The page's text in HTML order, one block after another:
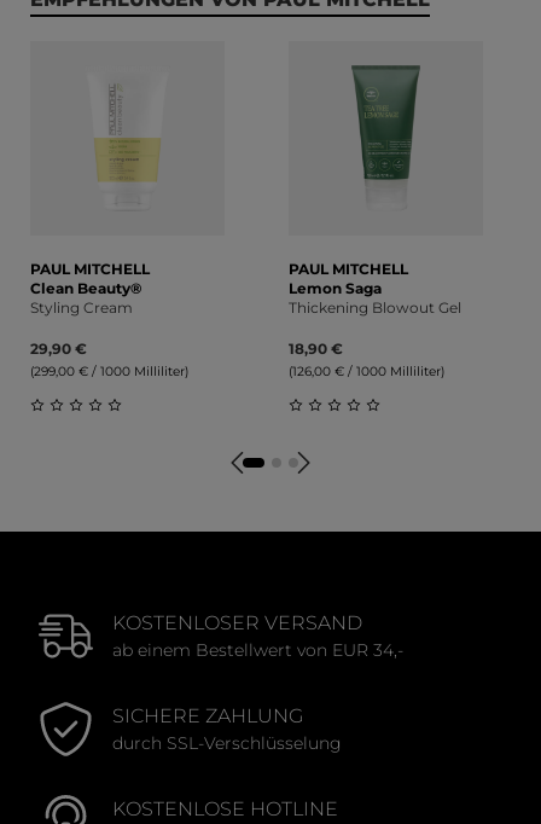
PAUL MITCHELL
Clean Beauty®
Styling Cream
29,90 €
(299,00 € / 1000 Milliliter)
PAUL MITCHELL
Lemon Saga
Thickening Blowout Gel
18,90 €
(126,00 € / 1000 Milliliter)
KOSTENLOSER VERSAND
ab einem Bestellwert von EUR 34,-
SICHERE ZAHLUNG
durch SSL-Verschlüsselung
KOSTENLOSE HOTLINE